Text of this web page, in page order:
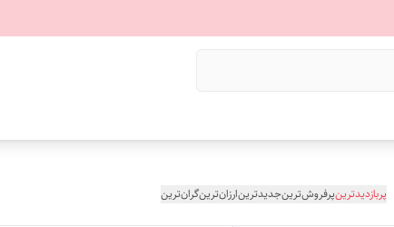
پربازدیدترینپرفروش‌ترینجدیدترینارزان‌ترینگران‌ترین